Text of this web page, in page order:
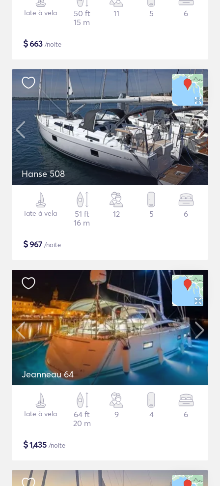
Iate à vela
50 ft
15 m
11 5 6
$663 /noite
Hanse 508
Iate à vela
51 ft
16 m
12 5 6
$967 /noite
Jeanneau 64
Iate à vela
64 ft
20 m
9 4 6
$1,435 /noite